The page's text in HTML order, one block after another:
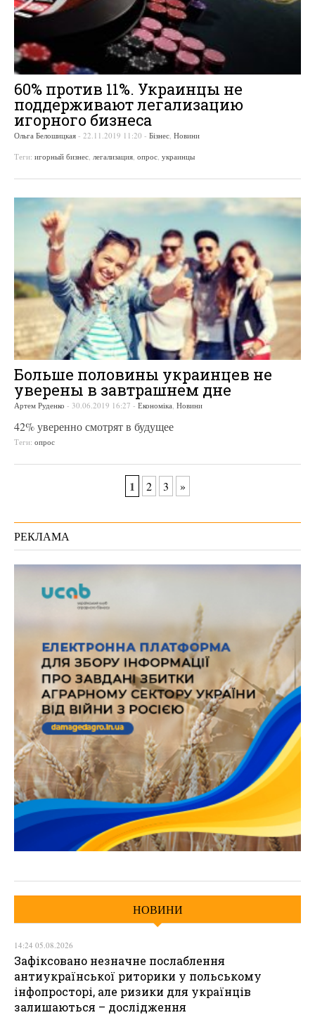
60% против 11%. Украинцы не
поддерживают легализацию
игорного бизнеса
Ольга Белошицкая - 22.11.2019 11:20 - Бізнес, Новини
Теги: игорный бизнес, легализация, опрос, украинцы
Больше половины украинцев не
уверены в завтрашнем дне
Артем Руденко - 30.06.2019 16:27 - Економіка Новини
42% уверенно смотрят в будущее
Теги: опрос
1 2 3 »
РЕКЛАМА
НОВИНИ
14:24 05.08.2026
Зафіксовано незначне послаблення
антиукраїнської риторики у польському
інфопросторі, але ризики для українців
залишаються – дослідження